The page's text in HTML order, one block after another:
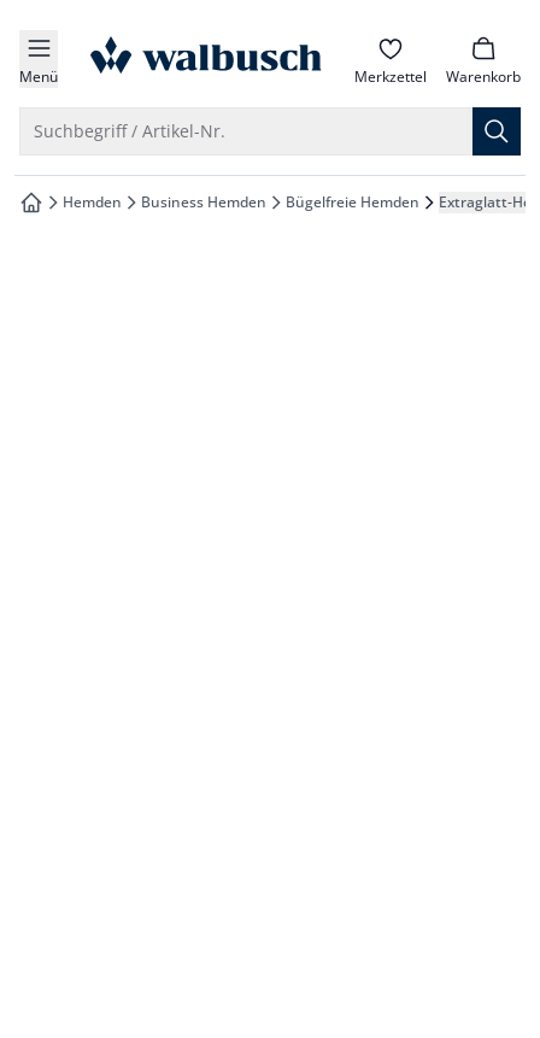
springen
springen
springen
springen
Menü zur Startseite Merkzettel Warenkorb
Suchbegriff / Artikel-Nr.
zur Startseite
Hemden Business Hemden Bügelfreie Hemden Extraglatt-